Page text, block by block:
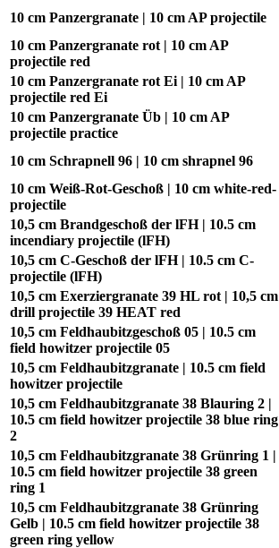
10 cm Panzergranate | 10 cm AP projectile
10 cm Panzergranate rot | 10 cm AP
projectile red
10 cm Panzergranate rot Ei | 10 cm AP
projectile red Ei
10 cm Panzergranate Üb | 10 cm AP
projectile practice
10 cm Schrapnell 96 | 10 cm shrapnel 96
10 cm Weiß-Rot-Geschoß | 10 cm white-red-
projectile
10,5 cm Brandgeschoß der lFH | 10.5 cm
incendiary projectile (lFH)
10,5 cm C-Geschoß der lFH | 10.5 cm C-
projectile (lFH)
10,5 cm Exerziergranate 39 HL rot | 10,5 cm
drill projectile 39 HEAT red
10,5 cm Feldhaubitzgeschoß 05 | 10.5 cm
field howitzer projectile 05
10,5 cm Feldhaubitzgranate | 10.5 cm field
howitzer projectile
10,5 cm Feldhaubitzgranate 38 Blauring 2 |
10.5 cm field howitzer projectile 38 blue ring
2
10,5 cm Feldhaubitzgranate 38 Grünring 1 |
10.5 cm field howitzer projectile 38 green
ring 1
10,5 cm Feldhaubitzgranate 38 Grünring
Gelb | 10.5 cm field howitzer projectile 38
green ring yellow